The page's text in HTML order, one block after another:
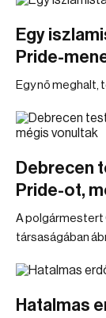
Egy
Pride-
Egy nő meghalt,
Debrecen
Pride-ot,
A polgármestert
társaságában
Hatalmas